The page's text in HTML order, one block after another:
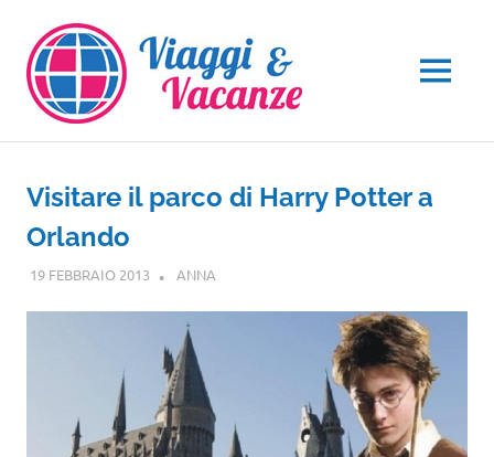
contenuto
MENU
Visitare il parco di Harry Potter a
Orlando
19 FEBBRAIO 2013 ANNA